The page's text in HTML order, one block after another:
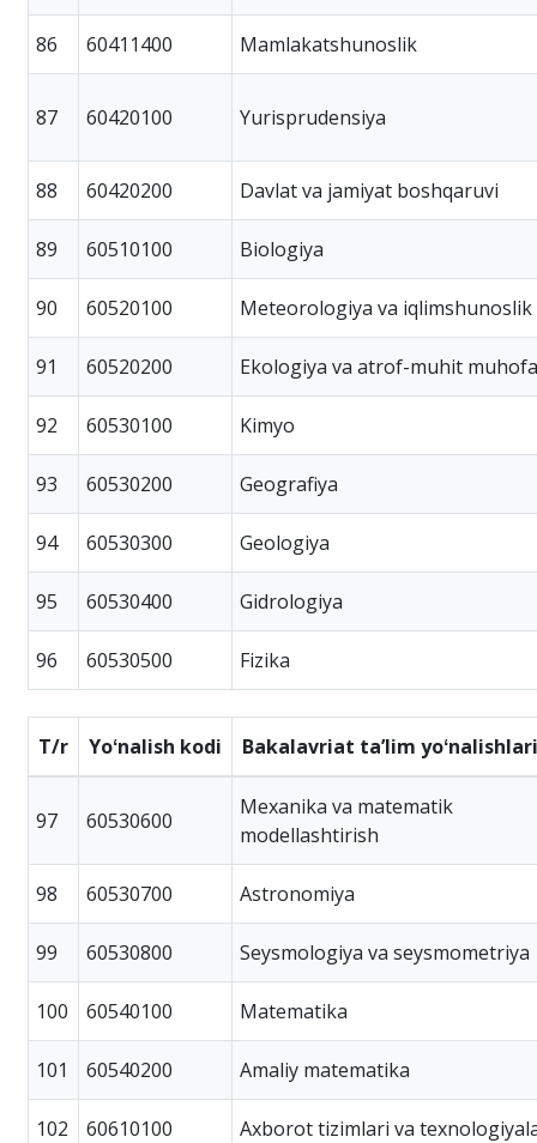
86 60411400 Mamlakatshunoslik
87 60420100 Yurisprudensiya
88 60420200 Davlat va jamiyat boshqaruvi
89 60510100 Biologiya
90 60520100 Meteorologiya va iqlimshunoslik
91 60520200 Ekologiya va atrof-muhit
92 60530100 Kimyo
93 60530200 Geografiya
94 60530300 Geologiya
95 60530400 Gidrologiya
96 60530500 Fizika
T/r Yoʻnalish kodi Bakalavriat taʼlim
97 60530600
Mexanika va matematik
modellashtirish
98 60530700 Astronomiya
99 60530800 Seysmologiya va seysmometriya
100 60540100 Matematika
101 60540200 Amaliy matematika
102 60610100 Axborot tizimlari va